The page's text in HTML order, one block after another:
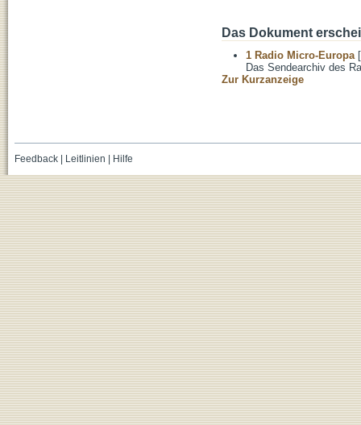
Das Dokument
1 Radio Micro-Europa
Das Sendearchiv des
Zur Kurzanzeige
Feedback| Leitlinien Hilfe